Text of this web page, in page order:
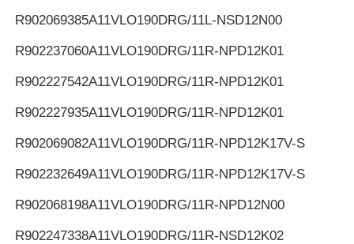
R902069385A11VLO190DRG/11L-NSD12N00
R902237060A11VLO190DRG/11R-NPD12K01
R902227542A11VLO190DRG/11R-NPD12K01
R902227935A11VLO190DRG/11R-NPD12K01
R902069082A11VLO190DRG/11R-NPD12K17V-S
R902232649A11VLO190DRG/11R-NPD12K17V-S
R902068198A11VLO190DRG/11R-NPD12N00
R902247338A11VLO190DRG/11R-NSD12K02